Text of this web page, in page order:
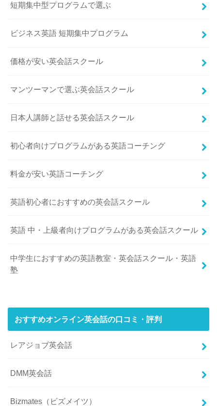
短期集中型プログラムで選ぶ
ビジネス英語 短期集中プログラム
価格が安い英会話スクール
マンツーマンで選ぶ英会話スクール
日本人講師と話せる英会話スクール
初心者向けプログラムがある英語コーチング
料金が安い英語コーチング
英語初心者におすすめの英会話スクール
英語 中・上級者向けプログラムがある英会話スクール
中学生におすすめの英語教室・英会話スクール・英語
塾
おすすめオンライン英会話の口コミ・評判
レアジョブ英会話
DMM英会話
Bizmates（ビズメイツ）